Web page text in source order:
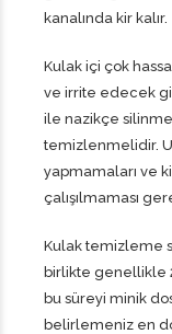
kanalında kir kalır.
Kulak içi çok
ve irrite edecek
ile nazikçe
temizlenmelidir.
yapmamaları ve
çalışılmaması
Kulak temizleme
birlikte genellikle
bu süreyi minik
belirlemeniz en